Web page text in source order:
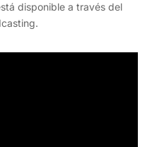
disponible a través del